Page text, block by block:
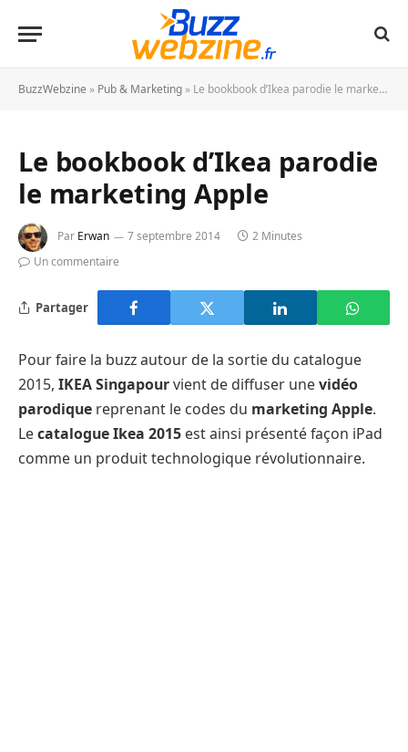
BuzzWebzine » Pub & Marketing » Le bookbook d’Ikea parodie le marketing Apple
Le bookbook d’Ikea parodie
le marketing Apple
Par Erwan 7 septembre 2014
2 Minutes
Un commentaire
Partager
Pour faire la buzz autour de la sortie du catalogue
2015, IKEA Singapourvient de diffuser unevidéo
parodique reprenant le codes du marketing Apple.
Lecatalogue Ikea 2015 est ainsi présenté façon iPad
comme un produit technologique révolutionnaire.